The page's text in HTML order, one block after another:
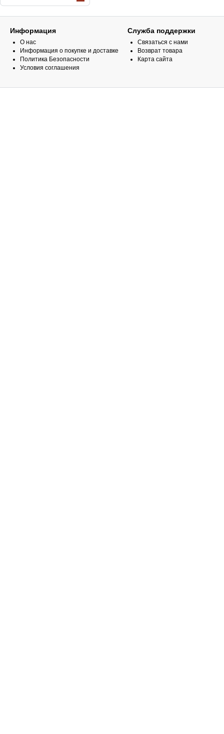
Информация
О нас
Информация о покупке и доставке
Политика Безопасности
Условия соглашения
Служба поддержки
Связаться с нами
Возврат товара
Карта сайта